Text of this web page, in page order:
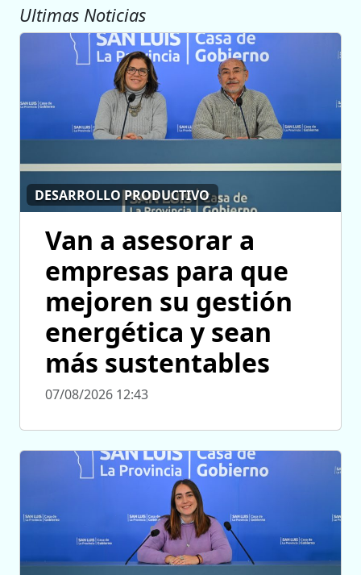
Ultimas Noticias
DESARROLLO PRODUCTIVO
Van a asesorar a
empresas para que
mejoren su gestión
energética y sean
más sustentables
07/08/2026 12:43